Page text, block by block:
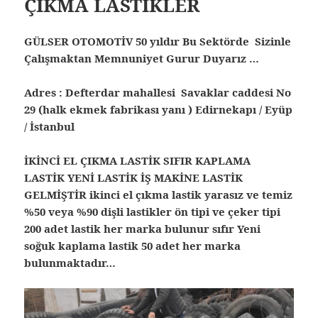
GÜLSER OTOMOTİV 50 yıldır Bu Sektörde Sizinle
Çalışmaktan Memnuniyet Gurur Duyarız …
Adres : Defterdar mahallesi Savaklar caddesi No
29 (halk ekmek fabrikası yanı ) Edirnekapı / Eyüp
/ İstanbul
İKİNCİ EL ÇIKMA LASTİK SIFIR KAPLAMA
LASTİK YENİ LASTİK İŞ MAKİNE LASTİK
GELMİŞTİR ikinci el çıkma lastik yarasız ve temiz
%50 veya %90 dişli lastikler ön tipi ve çeker tipi
200 adet lastik her marka bulunur sıfır Yeni
soğuk kaplama lastik 50 adet her marka
bulunmaktadır…